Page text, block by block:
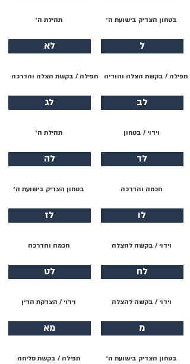
בטחון הצדיק בישועת ה׳
ל
תפילה / בקשת הצלה והודיה
לב
וידוי / בטחון
לד
חכמה והדרכה
לו
וידוי / בקשה להצלה
לח
וידוי / בקשה להצלה
מ
בטחון הצדיק בישועת ה׳
תהילת ה׳
לא
תפילה / בקשת הצלה והדרכה
לג
תהילת ה׳
לה
בטחון הצדיק בישועת ה׳
לז
חכמה והדרכה
לט
וידוי / הצדקת הדין
מא
תפילה / בקשת סליחה